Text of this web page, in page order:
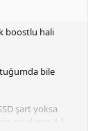
boostlu hali
bile
şart yoksa
ortalama 4-5